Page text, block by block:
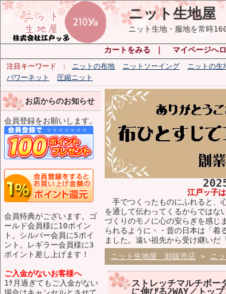
ニット生地屋
ニット生地・服地を常時
カートをみる マイページへ
注目キーワード ニットの布地 ニットソーイング ニットの生
パワーネット
圧縮ニット
お店からのお知らせ
会員登録をお願いします。
会員特典がございます。ゴ
ールド会員様に10ポイン
ト。シルバー会員に5ポイ
ント。レギラー会員様に3
ポイント差し上げます！
ご入金がないお客様へ
1ｹ月過ぎてもご入金がない
江戸ッ子
手でつくったものにふれると、
を通して伝わってくるからではな
づくりのモノに心の安らぎを感じ
られるように・・昔の日本は「着
ました。遠い祖先から受け継いだ
ニット生地屋 卸販売店 > ニ
ストレッチマルチボー
に伸びる2WAY／トッ